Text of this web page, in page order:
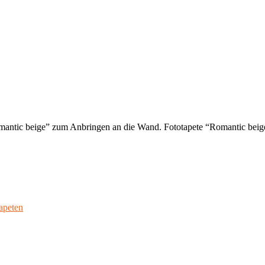
beige” zum Anbringen an die Wand. Fototapete “Romantic